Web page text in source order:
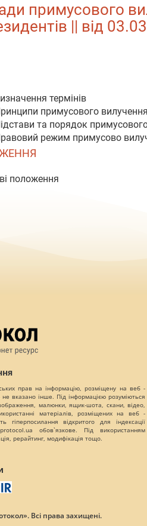
примусового
|| від
термінів
примусового вилучення
та порядок примусового
режим примусово
положення
прав на інформацію, розміщену на веб -
вказано інше. Під інформацією розуміються
малюнки, ящик-шота, скани, відео,
матеріалів, розміщених на веб -
гіперпосилання відкритого для індексації
обов`язкове. Під використанням
рерайтинг, модифікація тощо.
Всі права захищені.